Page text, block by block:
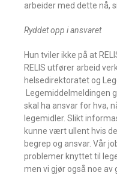
arbeider med dette nå,
Ryddet opp i ansvaret
Hun tviler ikke på at
RELIS utfører arbeid
helsedirektoratet og

skal ha ansvar for hva,
legemidler. Slikt
kunne vært ullent hvis
begrep og ansvar. Vår
problemer knyttet til
men vi gjør også noe av